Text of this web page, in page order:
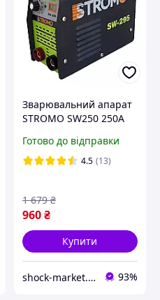
Зварювальний апарат
STROMO SW250 250A
зварювальний апарат
Готово до відправки
4.5 (13)
960₴
1 679 ₴
Купити
shock-market.in.ua 93%